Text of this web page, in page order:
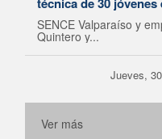
SENCE Valparaíso y
Quintero y...
Jueves,
Ver más